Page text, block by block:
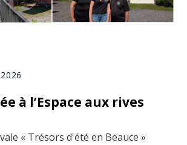
à l’Espace aux rives
« Trésors d'été en Beauce »